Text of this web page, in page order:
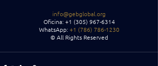
info@gebglobal.org
Oficina: +1 (305) 967-6314
WhatsApp: +1 (786) 786-1230
© All Rights Reserved